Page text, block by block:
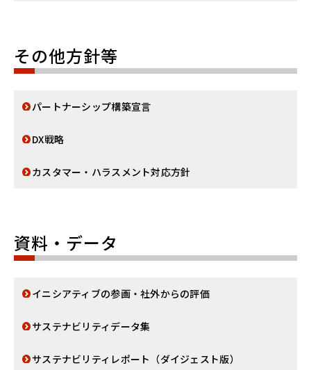
その他方針等
パートナーシップ構築宣言
DX戦略
カスタマー・ハラスメント対応方針
資料・データ
イニシアティブの参画・社外からの評価
サステナビリティデータ集
サステナビリティレポート（ダイジェスト版）